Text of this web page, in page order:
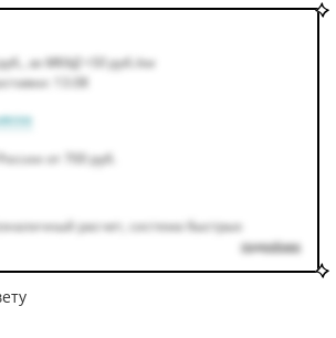
за МКАД +50руб. /км
13.08
от 700 руб.
расчет, система быстрых
подробнее